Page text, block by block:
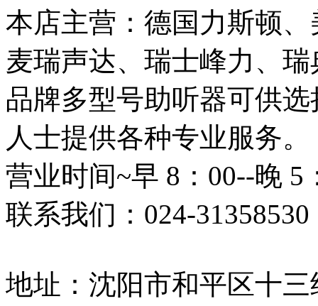
本店主营：德国力斯顿
麦瑞声达、瑞士峰力、
品牌多型号助听器可供
人士提供各种专业服务。
营业时间~早 8：00--晚 5
联系我们：024-31358530
地址：沈阳市和平区十